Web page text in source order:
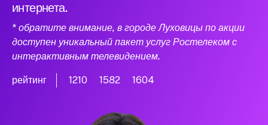
интернета.
* обратите внимание, в городе Луховицы по акции
доступен уникальный пакет услуг Ростелеком с
интерактивным телевидением.
рейтинг 1210 1582 1604